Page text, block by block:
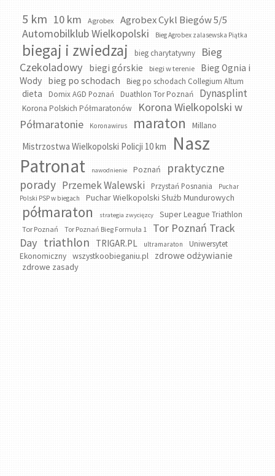
5 km 10 km Agrobex Agrobex Cykl Biegów 5/5
Automobilklub Wielkopolski Bieg Agrobex zalasewska Piątka
biegaj i zwiedzaj bieg charytatywny
Bieg
Czekoladowy
biegi górskie biegi w terenie
Bieg Ognia i
Wody bieg po schodach Bieg po schodach Collegium Altum
dieta Domix AGD Poznań Duathlon Tor Poznań Dynasplint
Korona Polskich Półmaratonów
Korona Wielkopolski w
Półmaratonie
Koronawirus maraton Millano
Mistrzostwa Wielkopolski Policji 10 km
Nasz
Patronat
nawodnienie Poznań
praktyczne
porady Przemek Walewski Przystań Posnania
Puchar
Polski PSP w biegach
Puchar Wielkopolski Służb Mundurowych
półmaraton strategia zwycięzcy Super League Triathlon
Tor Poznań Tor Poznań Bieg Formuła 1
Tor Poznań Track
Day triathlon TRIGAR.PL ultramaraton
Uniwersytet
Ekonomiczny
wszystkoobieganiu.pl zdrowe odżywianie
zdrowe zasady